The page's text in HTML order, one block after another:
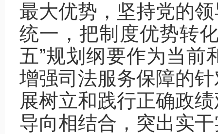
最大优势，坚持党的
统一，把制度优势转
五”规划纲要作为当前
增强司法服务保障的
展树立和践行正确政
导向相结合，突出实